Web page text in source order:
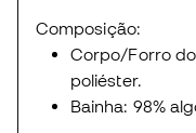
Composição:
Corpo/Forro do
poliéster.
Bainha: 98%